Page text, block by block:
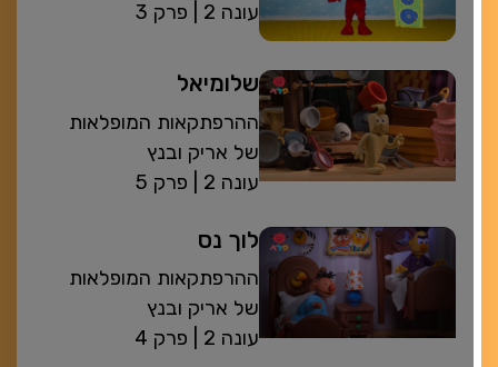
פרק 3
| עונה 2
שלומיאל
ההרפתקאות המופלאות
של אריק ובנץ
פרק 5
| עונה 2
לוך נס
ההרפתקאות המופלאות
של אריק ובנץ
פרק 4
| עונה 2